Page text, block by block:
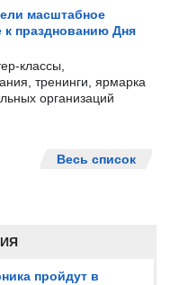
пройдут в
масштабное
к празднованию Дня
классы,
тренинги, ярмарка
организаций
Весь список